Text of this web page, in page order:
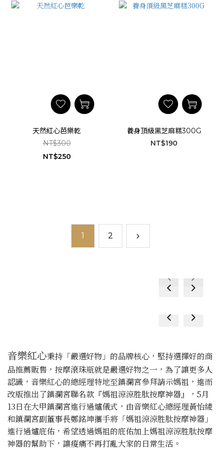
天然紅心芭樂乾
NT$300
NT$250
養身頂級黑芝麻糕300G
NT$190
1 2
prev
next
prev
next
prev next
音樂紅心秉持「嚴選好物」的品牌核心，堅持選擇好的商
品推薦販售，按摩滾珠瓶就是嚴選好物之一，為了讓更多人
認識，音樂紅心的總經理特地至鎮瀾宮參拜請示媽祖，進而
改版推出了鎮瀾宮聯名款『媽祖涼涼胜肽按摩神器』，5月
13日在大甲鎮瀾宮進行過爐儀式，由音樂紅心總經理黃怡綾
和鎮瀾宮副董事長鄭銘坤攜手將「媽祖涼涼胜肽按摩神器」
進行過爐庇佑，希望透過媽祖的庇佑加上媽祖涼涼胜肽按摩
神器的幫助下，讓痠痛不再打亂大家的日常生活。